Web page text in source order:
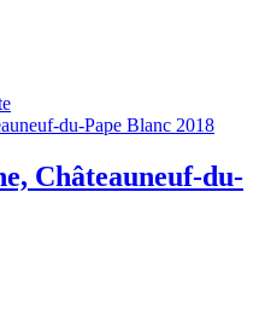
Châteauneuf-du-